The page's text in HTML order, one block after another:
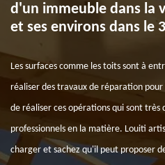
d'un immeuble dans la
et ses environs dans le
Les surfaces comme les toits sont à
réaliser des travaux de réparation
de réaliser ces opérations qui sont
professionnels en la matière. Louiti
charger et sachez qu'il peut proposer